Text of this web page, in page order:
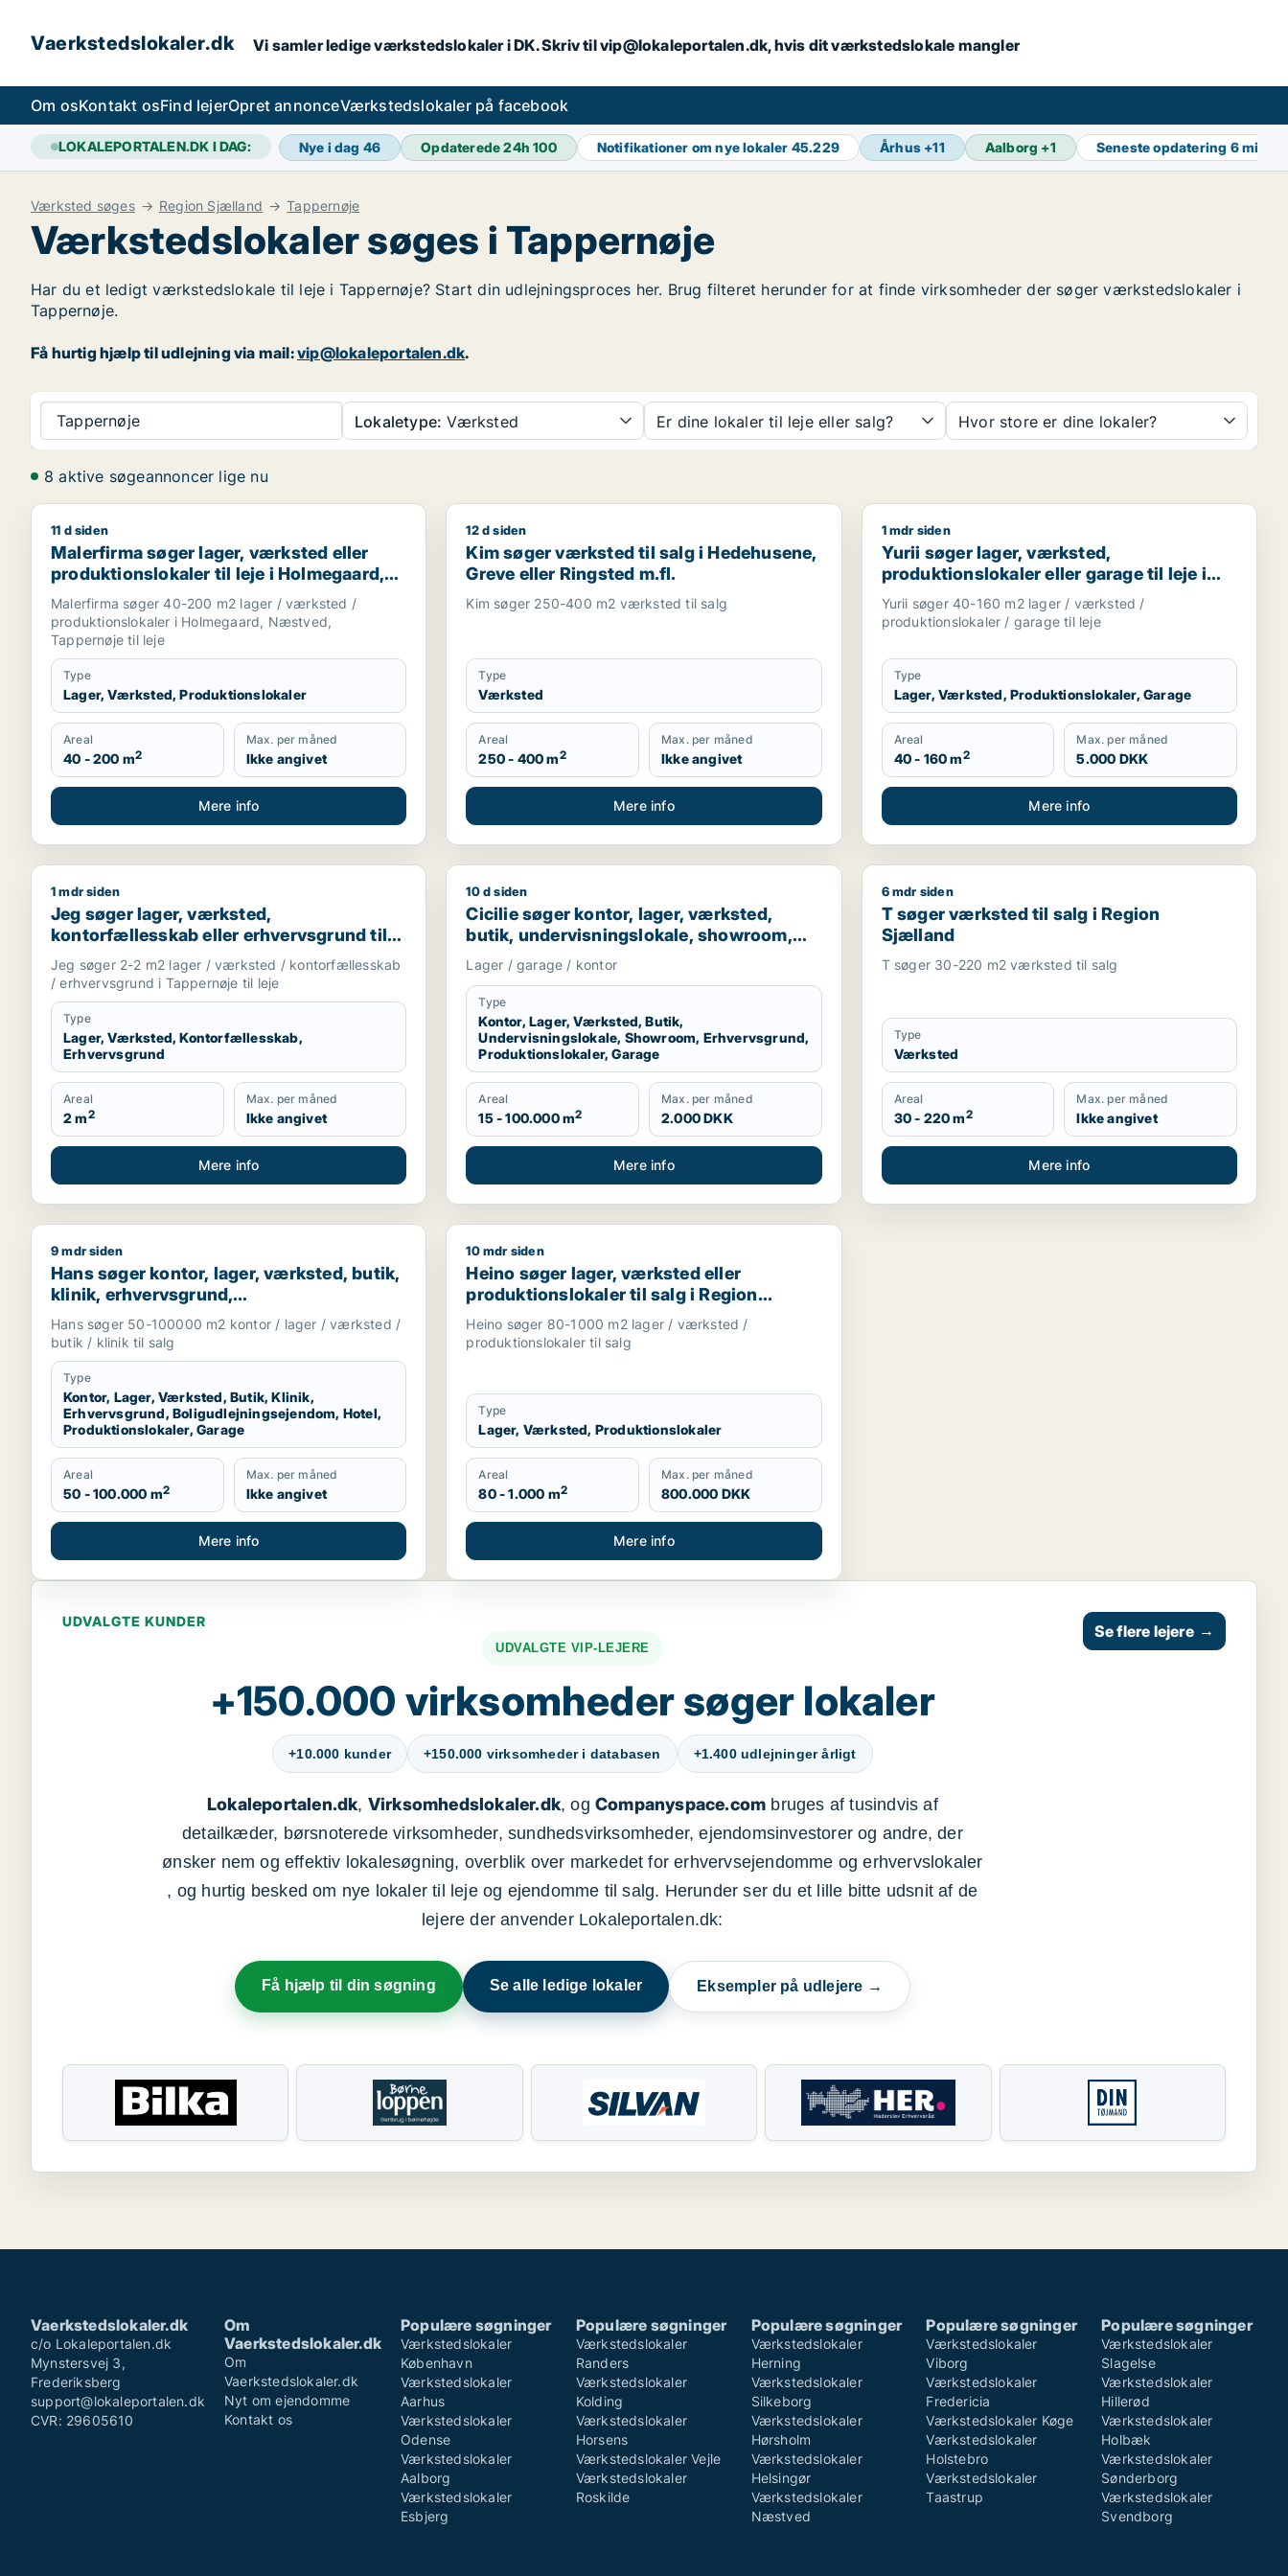
Vaerkstedslokaler.dk Vi samler ledige værkstedslokaler i DK. Skriv til vip@lokaleportalen.dk, hvis dit værkstedslokale mangler
Om osKontakt osFind lejerOpret annonceVærkstedslokaler på facebook
LOKALEPORTALEN.DK I DAG: Nye i dag 46 Opdaterede 24h100 Notifikationer om nye lokaler 45.229 Århus +11 Aalborg +1 Seneste opdatering 6 min
Værksted søges Region Sjælland Tappernøje
Værkstedslokaler søges i Tappernøje
Har du et ledigt værkstedslokale til leje i Tappernøje? Start din udlejningsproces her. Brug filteret herunder for at finde virksomheder der søger værkstedslokaler i
Tappernøje.
Få hurtig hjælp til udlejning via mail:vip@lokaleportalen.dk.
Tappernøje Lokaletype: Værksted Er dine lokaler til leje eller salg? Hvor store er dine lokaler?
8 aktive søgeannoncer lige nu
Malerfirma søger lager, værksted eller produktionslokaler til leje i Holmegaard, Næstved eller Tappernøje
11 d siden
Malerfirma søger lager, værksted eller
produktionslokaler til leje i Holmegaard,
Næstved eller Tappernøje
Malerfirma søger 40-200 m2 lager / værksted /
produktionslokaler i Holmegaard, Næstved,
Tappernøje til leje
Type
Lager, Værksted, Produktionslokaler
Areal
40 - 200 m2
Max. per måned
Ikke angivet
Mere info
Kim søger værksted til salg i Hedehusene, Greve eller Ringsted m.fl.
12 d siden
Kim søger værksted til salg i Hedehusene,
Greve eller Ringsted m.fl.
Kim søger 250-400 m2 værksted til salg
Type
Værksted
Areal
250 - 400 m2
Max. per måned
Ikke angivet
Mere info
Yurii søger lager, værksted, produktionslokaler eller
1 mdr siden
Yurii søger lager, værksted,
produktionslokaler eller garage til leje i
Region Sjælland
Yurii søger 40-160 m2 lager / værksted /
produktionslokaler / garage til leje
Type
Lager, Værksted, Produktionslokaler, Garage
Areal
40 - 160 m2
Max. per måned
5.000 DKK
Mere info
Jeg søger lager, værksted, kontorfællesskab eller erhvervsgrund til leje i Tappernøje
1 mdr siden
Jeg søger lager, værksted,
kontorfællesskab eller erhvervsgrund til
leje i Tappernøje
Jeg søger 2-2 m2 lager / værksted / kontorfællesskab
/ erhvervsgrund i Tappernøje til leje
Type
Lager, Værksted, Kontorfællesskab,
Erhvervsgrund
Areal
2 m2
Max. per måned
Ikke angivet
Mere info
Cicilie søger kontor, lager, værksted, butik, undervisningslokale, showroom, erhvervsgrund,
10 d siden
Cicilie søger kontor, lager, værksted,
butik, undervisningslokale, showroom,
erhvervsgrund, produktionslokaler eller
garage til leje i Region Sjælland eller
Nordsjælland
Lager / garage / kontor
Type
Kontor, Lager, Værksted, Butik,
Undervisningslokale, Showroom, Erhvervsgrund,
Produktionslokaler, Garage
Areal
15 - 100.000 m2
Max. per måned
2.000 DKK
Mere info
T søger værksted til salg i Region Sjælland
6 mdr siden
T søger værksted til salg i Region
Sjælland
T søger 30-220 m2 værksted til salg
Type
Værksted
Areal
30 - 220 m2
Max. per måned
Ikke angivet
Mere info
Hans søger kontor, lager, værksted, butik, klinik, erhvervsgrund, boligudlejningsejendom, hotel, produktionslokaler eller garage til salg i Region Sjælland
9 mdr siden
Hans søger kontor, lager, værksted, butik,
klinik, erhvervsgrund,
boligudlejningsejendom, hotel,
produktionslokaler eller garage til salg i
Region Sjælland
Hans søger 50-100000 m2 kontor / lager / værksted /
butik / klinik til salg
Type
Kontor, Lager, Værksted, Butik, Klinik,
Erhvervsgrund, Boligudlejningsejendom, Hotel,
Produktionslokaler, Garage
Areal
50 - 100.000 m2
Max. per måned
Ikke angivet
Mere info
Heino søger lager, værksted eller produktionslokaler til salg i Region Sjælland
10 mdr siden
Heino søger lager, værksted eller
produktionslokaler til salg i Region
Sjælland
Heino søger 80-1000 m2 lager / værksted /
produktionslokaler til salg
Type
Lager, Værksted, Produktionslokaler
Areal
80 - 1.000 m2
Max. per måned
800.000 DKK
Mere info
UDVALGTE KUNDER
UDVALGTE VIP-LEJERE
+150.000 virksomheder søger lokaler
+10.000 kunder +150.000 virksomheder i databasen +1.400 udlejninger årligt
Lokaleportalen.dk, Virksomhedslokaler.dk, og Companyspace.com bruges af tusindvis af
detailkæder, børsnoterede virksomheder, sundhedsvirksomheder, ejendomsinvestorer og andre, der
ønsker nem og effektiv lokalesøgning, overblik over markedet for erhvervsejendomme og erhvervslokaler
, og hurtig besked om nye lokaler til leje og ejendomme til salg. Herunder ser du et lille bitte udsnit af de
lejere der anvender Lokaleportalen.dk:
Få hjælp til din søgning Se alle ledige lokaler Eksempler på udlejere →
Se flere lejere →
Vaerkstedslokaler.dk
c/o Lokaleportalen.dk
Mynstersvej 3,
Frederiksberg
support@lokaleportalen.dk
CVR: 29605610
Om
Vaerkstedslokaler.dk
Om
Vaerkstedslokaler.dk
Nyt om ejendomme
Kontakt os
Populære søgninger
Værkstedslokaler
København
Værkstedslokaler
Aarhus
Værkstedslokaler
Odense
Værkstedslokaler
Aalborg
Værkstedslokaler
Esbjerg
Populære søgninger
Værkstedslokaler
Randers
Værkstedslokaler
Kolding
Værkstedslokaler
Horsens
Værkstedslokaler Vejle
Værkstedslokaler
Roskilde
Populære søgninger
Værkstedslokaler
Herning
Værkstedslokaler
Silkeborg
Værkstedslokaler
Hørsholm
Værkstedslokaler
Helsingør
Værkstedslokaler
Næstved
Populære søgninger
Værkstedslokaler
Viborg
Værkstedslokaler
Fredericia
Værkstedslokaler Køge
Værkstedslokaler
Holstebro
Værkstedslokaler
Taastrup
Populære søgninger
Værkstedslokaler
Slagelse
Værkstedslokaler
Hillerød
Værkstedslokaler
Holbæk
Værkstedslokaler
Sønderborg
Værkstedslokaler
Svendborg